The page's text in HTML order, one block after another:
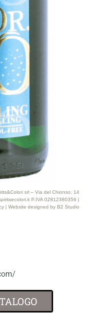
srl – Via del Chionso, 14
P.IVA 02812380356 |
| Website designed by B2 Studio